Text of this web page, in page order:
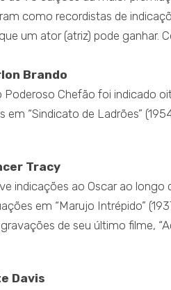
como recordistas de
um ator (atriz) pode ganhar.
Brando
Poderoso Chefão foi indicado
em “Sindicato de Ladrões”
Tracy
indicações ao Oscar ao longo
em “Marujo Intrépido”
de seu último filme,
Davis